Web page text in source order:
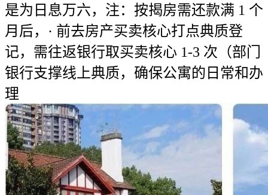
是为日息万六，注：按揭房需还款满 1 个
月后，· 前去房产买卖核心打点典质登
记，需往返银行取买卖核心 1-3 次（部门
银行支撑线上典质，确保公寓的日常和办
理